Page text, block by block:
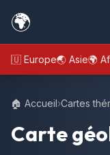
🌍
🇪🇺 Europe🌏 Asie🌍
🏠 Accueil›Cartes
Carte